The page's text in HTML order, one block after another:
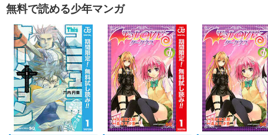
無料で読める少年マンガ